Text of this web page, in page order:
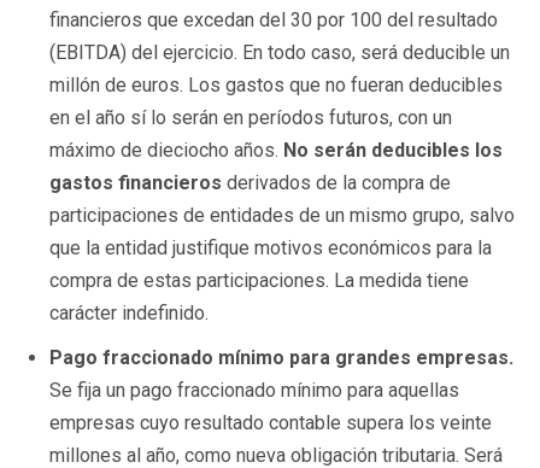
financieros que excedan del 30 por 100 del resultado
(EBITDA) del ejercicio. En todo caso, será deducible un
millón de euros. Los gastos que no fueran deducibles
en el año sí lo serán en períodos futuros, con un
máximo de dieciocho años. No serán deducibles los
gastos financieros derivados de la compra de
participaciones de entidades de un mismo grupo, salvo
que la entidad justifique motivos económicos para la
compra de estas participaciones. La medida tiene
carácter indefinido.
Pago fraccionado mínimo para grandes empresas.
Se fija un pago fraccionado mínimo para aquellas
empresas cuyo resultado contable supera los veinte
millones al año, como nueva obligación tributaria. Será